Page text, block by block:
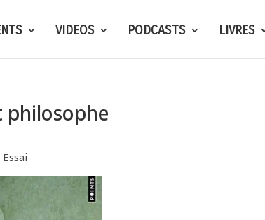
LIVRES
PODCASTS
VIDEOS
philosophe
Essai